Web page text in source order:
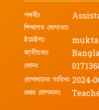
পদবীঃ
শিক্ষাগত যোগ্যতাঃ
ইমেইলঃ
জাতীয়তাঃ
ফোনঃ
যোগদানের তারিখঃ 2024-
প্রথম যোগদানঃ